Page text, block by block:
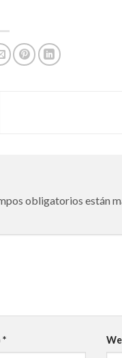
obligatorios están
*